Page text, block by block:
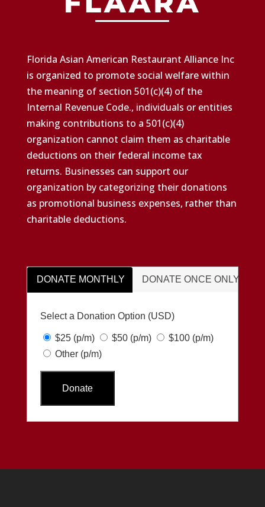
Florida Asian American Restaurant Alliance Inc
is organized to promote social welfare within
the meaning of section 501(c)(4) of the
Internal Revenue Code., individuals or entities
making contributions to a 501(c)(4)
organization cannot claim them as charitable
deductions on their federal income tax
returns. Businesses can support our
organization by categorizing their donations
as promotional business expenses, rather than
charitable deductions.
DONATE MONTHLY DONATE ONCE ONLY
Select a Donation Option (USD)
$25 (p/m) $50 (p/m) $100 (p/m)
Other (p/m)